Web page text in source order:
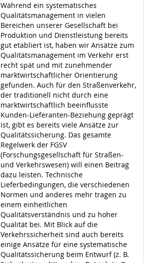
Während ein systematisches
Qualitätsmanagement in vielen
Bereichen unserer Gesellschaft bei
Produktion und Dienstleistung bereits
gut etabliert ist, haben wir Ansätze zum
Qualitätsmanagement im Verkehr erst
recht spät und mit zunehmender
marktwirtschaftlicher Orientierung
gefunden. Auch für den Straßenverkehr,
der traditionell nicht durch eine
marktwirtschaftlich beeinflusste
Kunden-Lieferanten-Beziehung geprägt
ist, gibt es bereits viele Ansätze zur
Qualitätssicherung. Das gesamte
Regelwerk der FGSV
(Forschungsgesellschaft für Straßen-
und Verkehrswesen) will einen Beitrag
dazu leisten. Technische
Lieferbedingungen, die verschiedenen
Normen und anderes mehr tragen zu
einem einheitlichen
Qualitätsverständnis und zu hoher
Qualität bei. Mit Blick auf die
Verkehrssicherheit sind auch bereits
einige Ansätze für eine systematische
Qualitätssicherung beim Entwurf (z. B.